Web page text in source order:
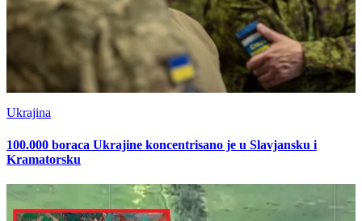
Ukrajina
100.000 boraca Ukrajine koncentrisano je u Slavjansku i
Kramatorsku